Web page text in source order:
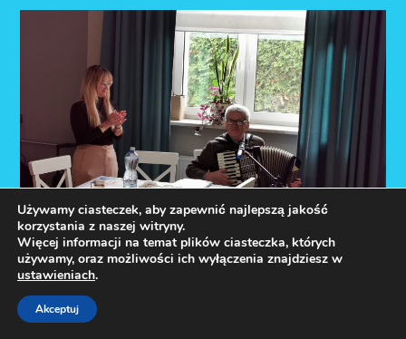
Święto pieczonego ziemniaka
Używamy ciasteczek, aby zapewnić najlepszą jakość
korzystania z naszej witryny.
Więcej informacji na temat plików ciasteczka, których
używamy, oraz możliwości ich wyłączenia znajdziesz w
ustawieniach.
Akceptuj